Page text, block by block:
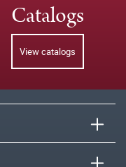
Catalogs
View catalogs